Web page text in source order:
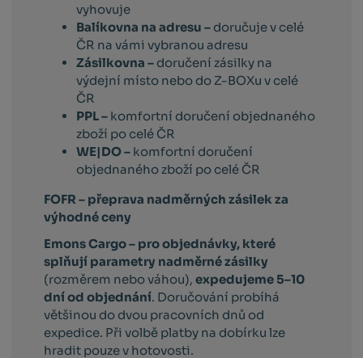
vyhovuje
Balíkovna na adresu – doručuje v celé
ČR na vámi vybranou adresu
Zásilkovna – doručení zásilky na
výdejní místo nebo do Z-BOXu v celé
ČR
PPL – komfortní doručení objednaného
zboží po celé ČR
WE|DO – komfortní doručení
objednaného zboží po celé ČR
FOFR – přeprava nadměrných zásilek za
výhodné ceny
Emons Cargo – pro objednávky, které
splňují parametry nadměrné zásilky
(rozměrem nebo váhou),expedujeme 5–10
dní od objednání. Doručování probíhá
většinou do dvou pracovních dnů od
expedice. Při volbě platby na dobírku lze
hradit pouze v hotovosti.